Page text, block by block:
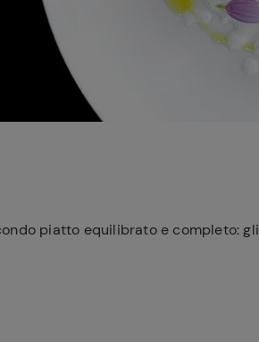
piatto equilibrato e completo: gli